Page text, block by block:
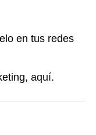
en tus redes
aquí.